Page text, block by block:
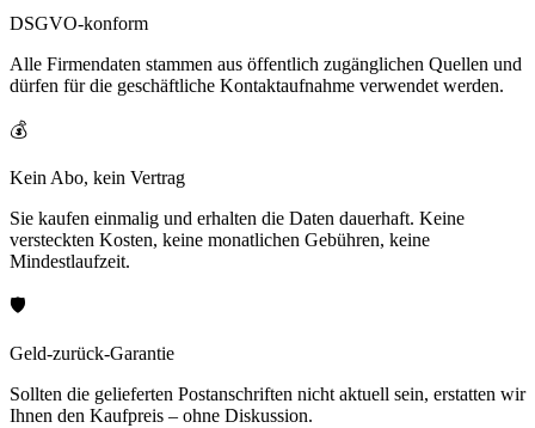
DSGVO-konform
Alle Firmendaten stammen aus öffentlich zugänglichen Quellen und
dürfen für die geschäftliche Kontaktaufnahme verwendet werden.
💰
Kein Abo, kein Vertrag
Sie kaufen einmalig und erhalten die Daten dauerhaft. Keine
versteckten Kosten, keine monatlichen Gebühren, keine
Mindestlaufzeit.
🛡️
Geld-zurück-Garantie
Sollten die gelieferten Postanschriften nicht aktuell sein, erstatten wir
Ihnen den Kaufpreis – ohne Diskussion.